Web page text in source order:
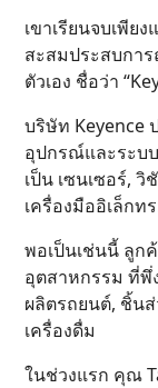
เขาเรียนจบเพีย
สะสมประสบกา
ตัวเอง ชื่อว่า
บริษัท Keyence
อุปกรณ์และระบ
เป็น เซนเซอร์,
เครื่องมืออิเล็กท
พอเป็นเช่นนี้ ลูก
อุตสาหกรรม ที่พึ่
ผลิตรถยนต์, ชิ้น
เครื่องดื่ม
ในช่วงแรก คุณ